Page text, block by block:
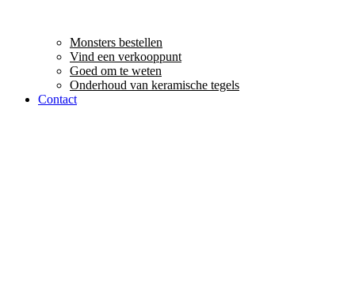
Monsters bestellen
Vind een verkooppunt
Goed om te weten
Onderhoud van keramische tegels
Contact